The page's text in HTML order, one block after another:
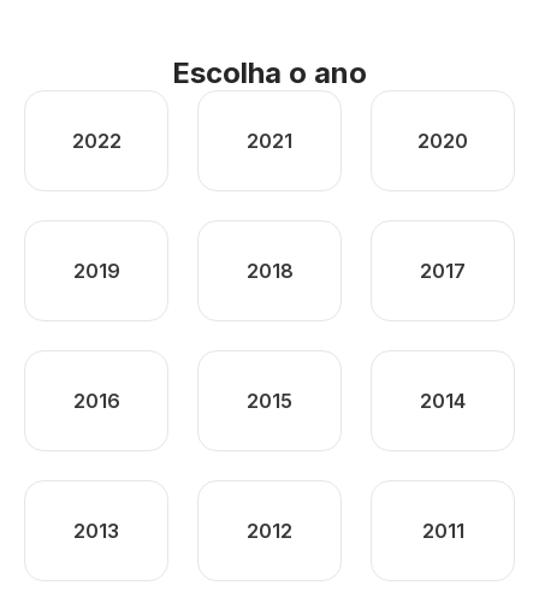
Escolha o ano
2022 2021 2020
2019 2018 2017
2016 2015 2014
2013 2012 2011